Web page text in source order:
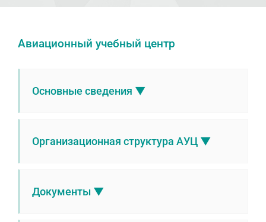
Авиационный учебный центр
Основные сведения ▼
Организационная структура АУЦ ▼
Документы ▼